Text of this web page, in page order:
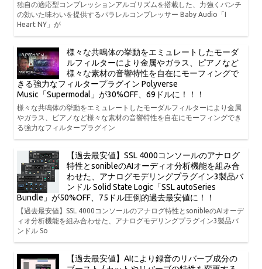
独自の適応型コンプレッションアルゴリズムを搭載した、力強くパンチ
の効いた味わいを提供するパラレルコンプレッサー Baby Audio「I
Heart NY」が
様々な共鳴体の挙動をエミュレートしたモーダ
ルフィルターにより金属やガラス、ピアノなど
様々な素材の音響特性を自在にモーフィングで
きる強力なフィルタープラグイン Polyverse
Music「Supermodal」が30%OFF、69ドルに！！！
様々な共鳴体の挙動をエミュレートしたモーダルフィルターにより金属
やガラス、ピアノなど様々な素材の音響特性を自在にモーフィングでき
る強力なフィルタープラグイン
【過去最安値】SSL 4000コンソールのアナログ
特性とsonibleのAIオーディオ分析機能を組み合
わせた、アナログモデリングプラグイン3製品バ
ンドル Solid State Logic「SSL autoSeries
Bundle」が50%OFF、75ドル圧倒的過去最安値に！！
【過去最安値】SSL 4000コンソールのアナログ特性とsonibleのAIオーデ
ィオ分析機能を組み合わせた、アナログモデリングプラグイン3製品バ
ンドル So
【過去最安値】AIにより録音のリバーブ成分の